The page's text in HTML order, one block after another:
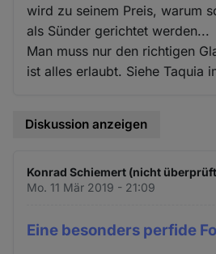
wird zu seinem Preis, warum
als Sünder gerichtet werden...
Man muss nur den richtigen
ist alles erlaubt. Siehe Taquia
Diskussion anzeigen
Konrad Schiemert (nicht
Mo. 11 Mär 2019 - 21:09
Eine besonders perfide